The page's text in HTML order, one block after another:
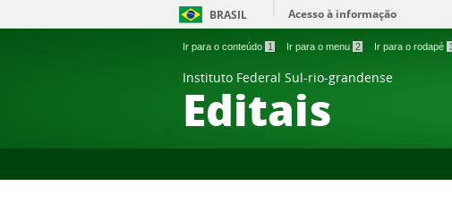
BRASIL Acesso à informação
Ir para o conteúdo 1 Ir para o menu 2 Ir para o rodapé
Instituto Federal Sul-rio-grandense
Editais